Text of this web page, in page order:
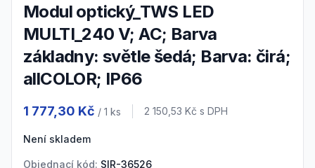
Modul optický_TWS LED
MULTI_240 V; AC; Barva
základny: světle šedá; Barva: čirá;
allCOLOR; IP66
1 777,30 Kč / 1 ks Cena s DPH
2 150,53 Kč s DPH
Není skladem
Objednací kód: SIR-36526